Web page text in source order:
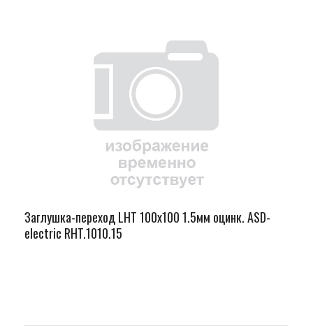
Заглушка-переход LHT 100х100 1.5мм оцинк. ASD-
electric RHT.1010.15